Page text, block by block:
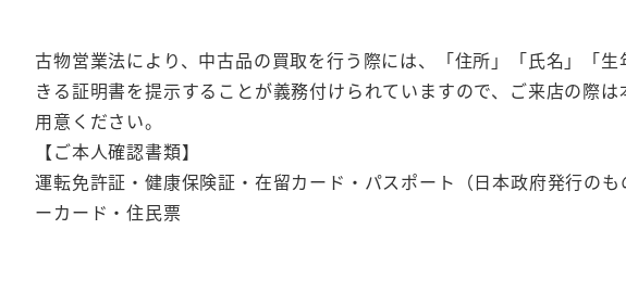
古物営業法により、中古品の買取を行う際には、「住所」「氏名」「
きる証明書を提示することが義務付けられていますので、ご来店の際
用意ください。
【ご本人確認書類】
運転免許証・健康保険証・在留カード・パスポート（日本政府発行の
ーカード・住民票